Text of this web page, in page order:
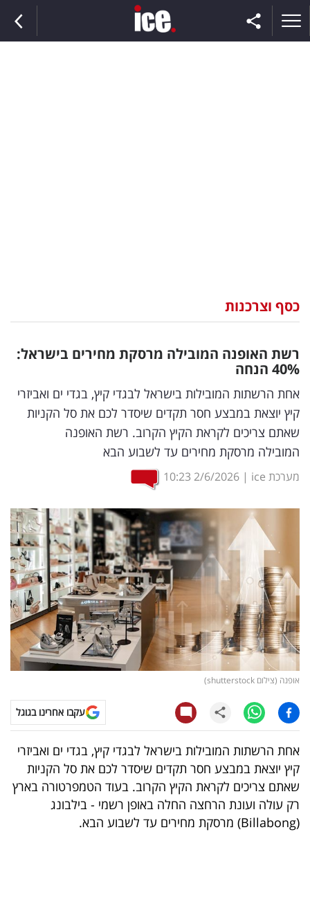
וצרכנות
דיגיטל
וטק
שיווק
ופרסום
משפט
מדדים
ומחקרים
דעות
רכילות
עסקית
קריפטו
ויראלי
טלוויזיה
עסקי
ספורט
קריירה
ולימודים
כסף וצרכנות
רשת האופנה המובילה מרסקת מחירים בישראל:
40% הנחה
אחת הרשתות המובילות בישראל לבגדי קיץ, בגדי ים ואביזרי
קיץ יוצאת במבצע חסר תקדים שיסדר לכם את סל הקניות
שאתם צריכים לקראת הקיץ הקרוב. רשת האופנה
המובילה מרסקת מחירים עד לשבוע הבא
מערכת ice |
2/6/2026
10:23
אופנה (צילום shutterstock)
עקבו אחרינו בגוגל
אחת הרשתות המובילות בישראל לבגדי קיץ, בגדי ים ואביזרי
קיץ יוצאת במבצע חסר תקדים שיסדר לכם את סל הקניות
שאתם צריכים לקראת הקיץ הקרוב. בעוד הטמפרטורה בארץ
רק עולה ועונת הרחצה החלה באופן רשמי - בילבונג
(Billabong) מרסקת מחירים עד לשבוע הבא.